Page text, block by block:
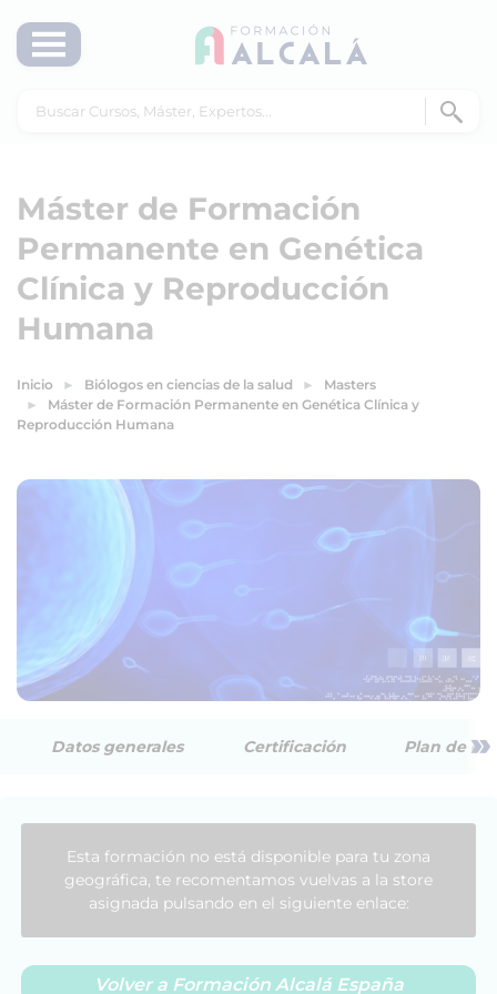
Máster de Formación
Permanente en Genética
Clínica y Reproducción
Humana
Inicio Biólogos en ciencias de la salud
Masters
Máster de Formación Permanente en Genética Clínica y
Reproducción Humana
Datos generales Certificación Plan de »
Esta formación no está disponible para tu zona
geográfica, te recomentamos vuelvas a la store
asignada pulsando en el siguiente enlace:
Volver a Formación Alcalá España